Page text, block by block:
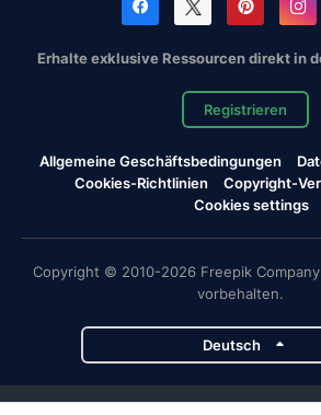
Erhalte exklusive Ressourcen direkt in
Registrieren
Allgemeine Geschäftsbedingungen
Cookies-Richtlinien
Copyright-
Cookies settings
Copyright © 2010-2026 Freepik
vorbehalten.
Deutsch